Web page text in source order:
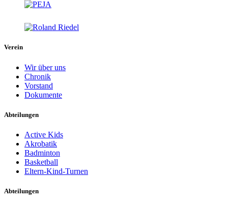
Verein
Wir über uns
Chronik
Vorstand
Dokumente
Abteilungen
Active Kids
Akrobatik
Badminton
Basketball
Eltern-Kind-Turnen
Abteilungen